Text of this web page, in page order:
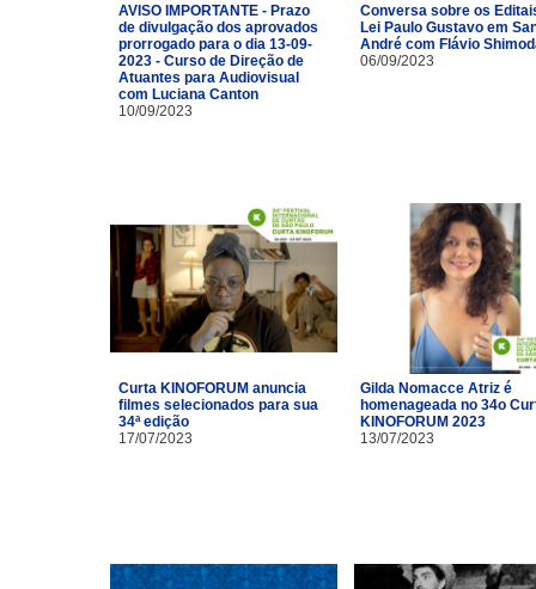
AVISO IMPORTANTE - Prazo
de divulgação dos aprovados
prorrogado para o dia 13-09-
2023 - Curso de Direção de
Atuantes para Audiovisual
com Luciana Canton
10/09/2023
Conversa sobre os
Lei Paulo Gustavo em
André com Flávio
06/09/2023
Curta KINOFORUM anuncia
filmes selecionados para sua
34ª edição
17/07/2023
Gilda Nomacce Atriz é
homenageada no 34o
KINOFORUM 2023
13/07/2023